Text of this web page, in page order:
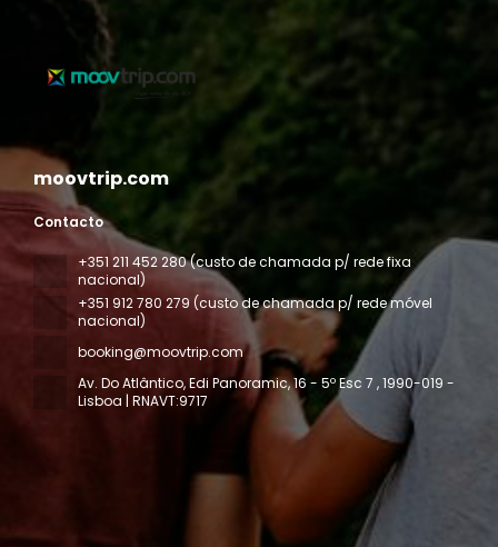
moovtrip.com
Contacto
+351 211 452 280 (custo de chamada p/ rede fixa
nacional)
+351 912 780 279 (custo de chamada p/ rede móvel
nacional)
booking@moovtrip.com
Av. Do Atlântico, Edi Panoramic, 16 - 5º Esc 7 , 1990-019 -
Lisboa | RNAVT:9717